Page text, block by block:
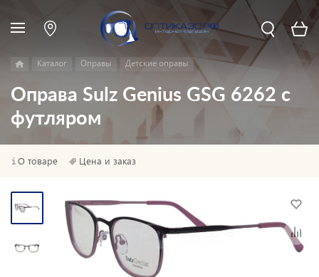
Каталог Оправы Детские оправы
Оправа Sulz Genius GSG 6262 с
футляром
О товаре Цена и заказ